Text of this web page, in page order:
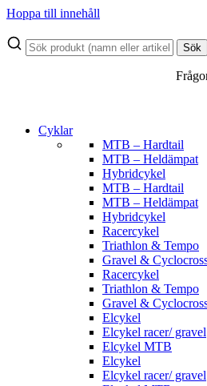
Hoppa till innehåll
Sök
Cyklar
MTB – Hardtail
MTB – Heldämpat
Hybridcykel
MTB – Hardtail
MTB – Heldämpat
Hybridcykel
Racercykel
Triathlon & Tempo
Gravel &
Racercykel
Triathlon & Tempo
Gravel &
Elcykel
Elcykel racer/ gravel
Elcykel MTB
Elcykel
Elcykel racer/ gravel